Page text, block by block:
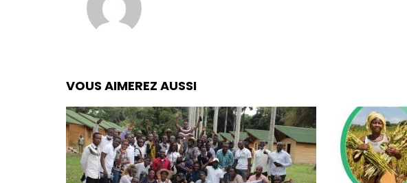
VOUS AIMEREZ AUSSI